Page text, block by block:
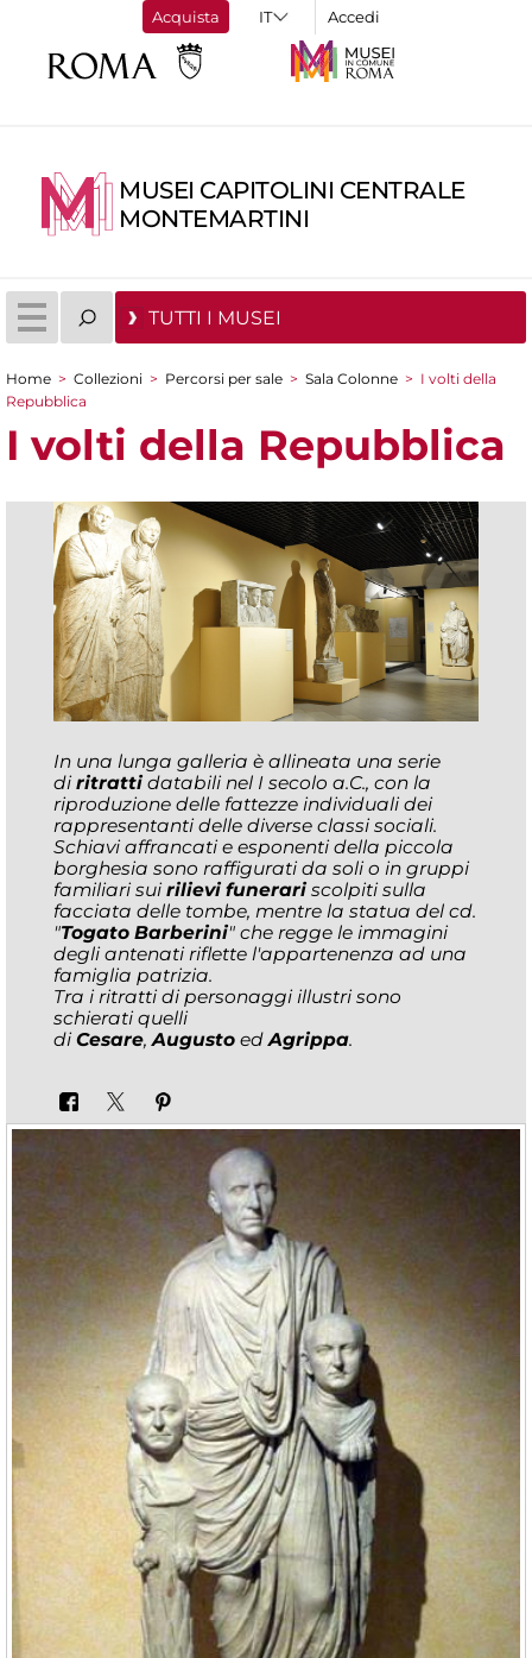
Acquista Accedi
MUSEI CAPITOLINI CENTRALE
MONTEMARTINI
TUTTI I MUSEI
Tu sei qui
Home > Collezioni > Percorsi per sale > Sala Colonne > I volti della
Repubblica
I volti della Repubblica
In una lunga galleria è allineata una serie
di ritratti databili nel I secolo a.C., con la
riproduzione delle fattezze individuali dei
rappresentanti delle diverse classi sociali.
Schiavi affrancati e esponenti della piccola
borghesia sono raffigurati da soli o in gruppi
familiari sui rilievi funerari scolpiti sulla
facciata delle tombe, mentre la statua del cd.
"Togato Barberini" che regge le immagini
degli antenati riflette l'appartenenza ad una
famiglia patrizia.
Tra i ritratti di personaggi illustri sono
schierati quelli
di Cesare,Augusto edAgrippa.